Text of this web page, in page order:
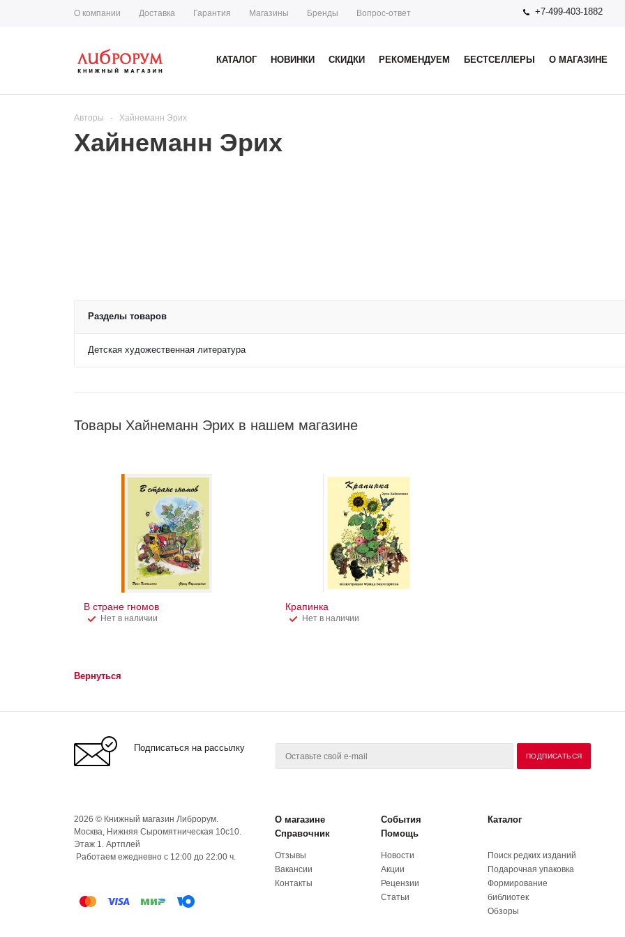
О компании Доставка Гарантия Магазины Бренды Вопрос-ответ +7-499-403-1882
КАТАЛОГ НОВИНКИ СКИДКИ РЕКОМЕНДУЕМ БЕСТСЕЛЛЕРЫ О МАГАЗИНЕ
Авторы - Хайнеманн Эрих
Хайнеманн Эрих
Разделы товаров
Детская художественная литература
Товары Хайнеманн Эрих в нашем магазине
В стране гномов
Нет в наличии
Крапинка
Нет в наличии
Вернуться
Подписаться на рассылку
2026 © Книжный магазин Либрорум.
Москва, Нижняя Сыромятническая 10с10.
Этаж 1. Артплей
Работаем ежедневно с 12:00 до 22:00 ч.
О магазине События
Каталог
Справочник
Помощь
Отзывы
Вакансии
Контакты
Новости
Акции
Рецензии
Статьи
Поиск редких изданий
Подарочная упаковка
Формирование
библиотек
Обзоры